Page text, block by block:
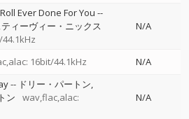
Ever Done For You --
ィーヴィー・ニックス
N/A
16bit/44.1kHz N/A
-- ドリー・パートン
ン
wav,flac,alac:
N/A